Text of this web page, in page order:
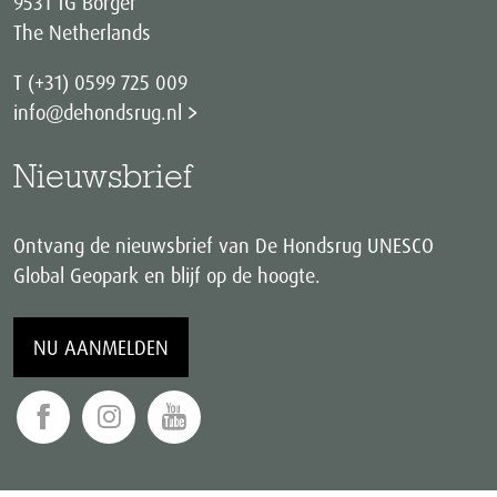
The Netherlands
T (+31) 0599 725 009
info@dehondsrug.nl
Nieuwsbrief
Ontvang de nieuwsbrief van De Hondsrug UNESCO
Global Geopark en blijf op de hoogte.
NU AANMELDEN